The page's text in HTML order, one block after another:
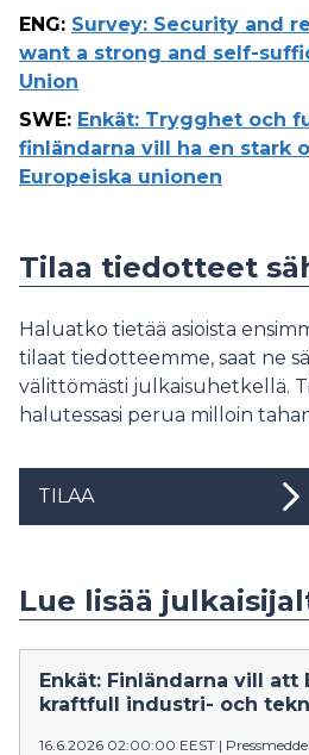
ENG: Survey: Security and
want a strong and self-
Union
SWE: Enkät: Trygghet och
finländarna vill ha en stark
Europeiska unionen
Tilaa tiedotteet
Haluatko tietää asioista
tilaat tiedotteemme, saat ne
välittömästi julkaisuhetkellä.
halutessasi perua milloin
TILAA
Lue lisää
Enkät: Finländarna vill att
kraftfull industri- och
16.6.2026 02:00:00 EEST |